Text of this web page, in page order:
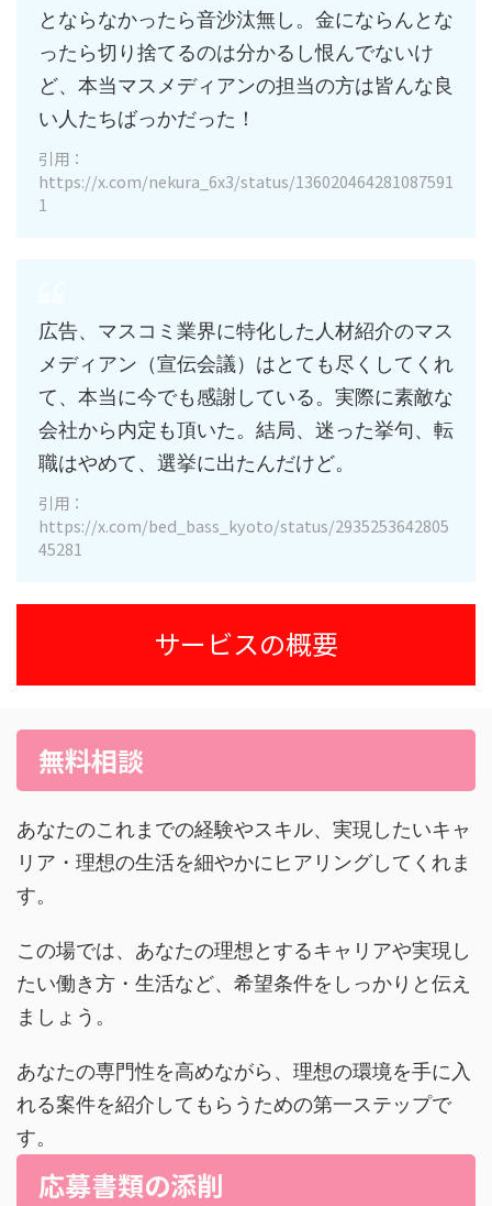
とならなかったら音沙汰無し。金にならんとな
ったら切り捨てるのは分かるし恨んでないけ
ど、本当マスメディアンの担当の方は皆んな良
い人たちばっかだった！
引用：
https://x.com/nekura_6x3/status/136020464281087591
1
広告、マスコミ業界に特化した人材紹介のマス
メディアン（宣伝会議）はとても尽くしてくれ
て、本当に今でも感謝している。実際に素敵な
会社から内定も頂いた。結局、迷った挙句、転
職はやめて、選挙に出たんだけど。
引用：
https://x.com/bed_bass_kyoto/status/2935253642805
45281
サービスの概要
無料相談
あなたのこれまでの経験やスキル、実現したいキャ
リア・理想の生活を細やかにヒアリングしてくれま
す。
この場では、あなたの理想とするキャリアや実現し
たい働き方・生活など、希望条件をしっかりと伝え
ましょう。
あなたの専門性を高めながら、理想の環境を手に入
れる案件を紹介してもらうための第一ステップで
す。
応募書類の添削